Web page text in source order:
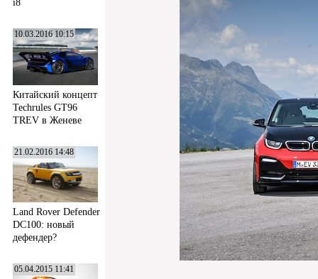
i8
10.03.2016 10:15
Китайский концепт
Techrules GT96
TREV в Женеве
21.02.2016 14:48
Land Rover Defender
DC100: новый
дефендер?
05.04.2015 11:41